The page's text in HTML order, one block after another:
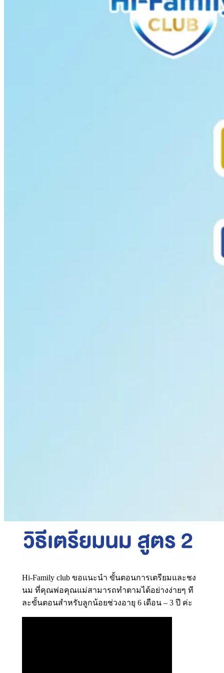
Hi-Family club ขอแนะนำ ขั้นตอนการเตรียมและชง
นม ที่คุณพ่อคุณแม่สามารถทำตามได้อย่างง่ายๆ ที
ละขั้นตอนสำหรับลูกน้อยช่วงอายุ 6 เดือน – 3 ปี ค่ะ